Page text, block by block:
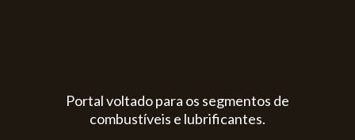
Portal voltado para os segmentos de
combustíveis e lubrificantes.